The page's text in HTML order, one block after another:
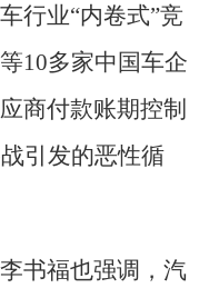
行业“内卷式”竞
10多家中国车企
商付款账期控制
引发的恶性循
书福也强调，汽